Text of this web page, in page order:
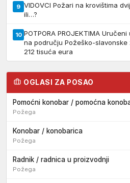
9 VIDOVCI Požari na krovištima
ili…?
10 POTPORA PROJEKTIMA
na području Požeško-
212 tisuća eura
OGLASI ZA POSAO
Pomoćni konobar / pomoćna
Požega
Konobar / konobarica
Požega
Radnik / radnica u proizvodnji
Požega